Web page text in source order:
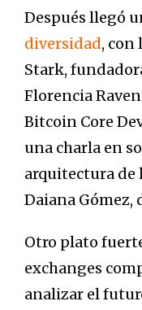
Después llegó
diversidad, con
Stark,
Florencia
Bitcoin Core
una charla en
arquitectura
Daiana Gómez,
Otro plato
exchanges
analizar el